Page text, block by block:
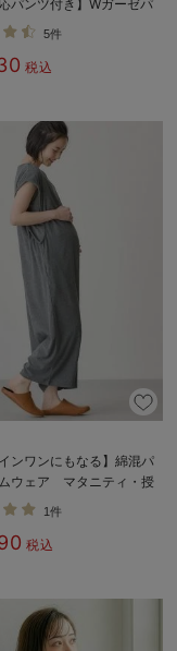
パンツ付き】Wガーゼパ
前産後レギンス
5件
税込
インワンにもなる】綿混パ
ウェア マタニティ・授
【産後も長く着られる】
1件
税込